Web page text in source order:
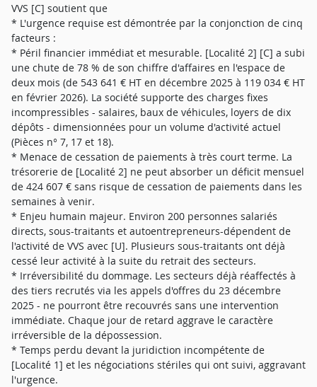
VVS [C] soutient que
* L'urgence requise est démontrée par la conjonction de cinq
facteurs :
* Péril financier immédiat et mesurable. [Localité 2] [C] a subi
une chute de 78 % de son chiffre d'affaires en l'espace de
deux mois (de 543 641 € HT en décembre 2025 à 119 034 € HT
en février 2026). La société supporte des charges fixes
incompressibles - salaires, baux de véhicules, loyers de dix
dépôts - dimensionnées pour un volume d'activité actuel
(Pièces n° 7, 17 et 18).
* Menace de cessation de paiements à très court terme. La
trésorerie de [Localité 2] ne peut absorber un déficit mensuel
de 424 607 € sans risque de cessation de paiements dans les
semaines à venir.
* Enjeu humain majeur. Environ 200 personnes salariés
directs, sous-traitants et autoentrepreneurs-dépendent de
l'activité de VVS avec [U]. Plusieurs sous-traitants ont déjà
cessé leur activité à la suite du retrait des secteurs.
* Irréversibilité du dommage. Les secteurs déjà réaffectés à
des tiers recrutés via les appels d'offres du 23 décembre
2025 - ne pourront être recouvrés sans une intervention
immédiate. Chaque jour de retard aggrave le caractère
irréversible de la dépossession.
* Temps perdu devant la juridiction incompétente de
[Localité 1] et les négociations stériles qui ont suivi, aggravant
l'urgence.